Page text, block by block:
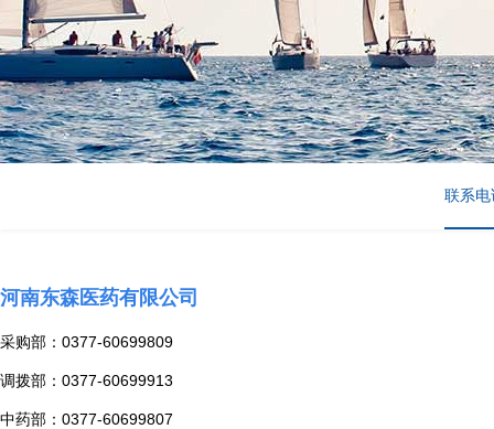
联系电
河南东森医药有限公司
采购部：0377-60699809
调拨部：0377-60699913
中药部：0377-60699807